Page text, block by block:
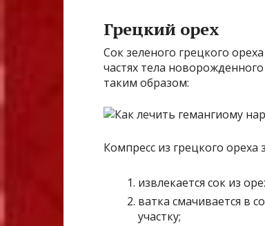
Грецкий орех
Сок зеленого грецкого
частях тела
таким образом:
Компресс из грецкого
извлекается сок из
ватка смачивается в
участку;